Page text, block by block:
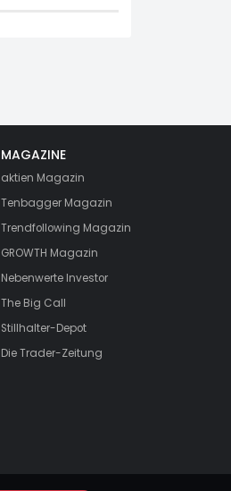
MAGAZINE
aktien Magazin
Tenbagger Magazin
Trendfollowing Magazin
GROWTH Magazin
Nebenwerte Investor
The Big Call
Stillhalter-Depot
Die Trader-Zeitung